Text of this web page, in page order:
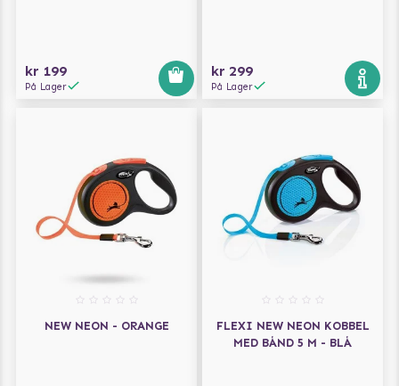
kr 199
På Lager
kr 299
På Lager
NEW NEON - ORANGE
FLEXI NEW NEON KOBBEL
MED BÅND 5 M - BLÅ